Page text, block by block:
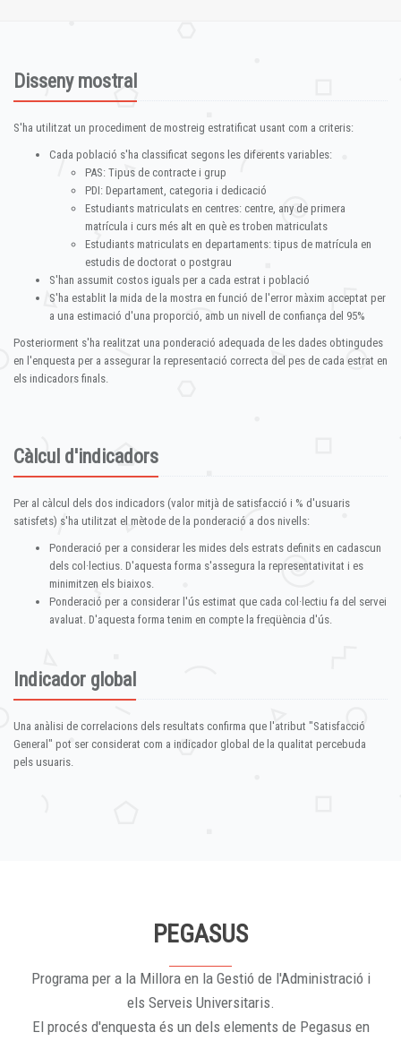
Disseny mostral
S'ha utilitzat un procediment de mostreig estratificat usant com a criteris:
Cada població s'ha classificat segons les diferents variables:
PAS: Tipus de contracte i grup
PDI: Departament, categoria i dedicació
Estudiants matriculats en centres: centre, any de primera
matrícula i curs més alt en què es troben matriculats
Estudiants matriculats en departaments: tipus de matrícula en
estudis de doctorat o postgrau
S'han assumit costos iguals per a cada estrat i població
S'ha establit la mida de la mostra en funció de l'error màxim acceptat per
a una estimació d'una proporció, amb un nivell de confiança del 95%
Posteriorment s'ha realitzat una ponderació adequada de les dades obtingudes
en l'enquesta per a assegurar la representació correcta del pes de cada estrat en
els indicadors finals.
Càlcul d'indicadors
Per al càlcul dels dos indicadors (valor mitjà de satisfacció i % d'usuaris
satisfets) s'ha utilitzat el mètode de la ponderació a dos nivells:
Ponderació per a considerar les mides dels estrats definits en cadascun
dels col·lectius. D'aquesta forma s'assegura la representativitat i es
minimitzen els biaixos.
Ponderació per a considerar l'ús estimat que cada col·lectiu fa del servei
avaluat. D'aquesta forma tenim en compte la freqüència d'ús.
Indicador global
Una anàlisi de correlacions dels resultats confirma que l'atribut "Satisfacció
General" pot ser considerat com a indicador global de la qualitat percebuda
pels usuaris.
PEGASUS
Programa per a la Millora en la Gestió de l'Administració i
els Serveis Universitaris.
El procés d'enquesta és un dels elements de Pegasus en